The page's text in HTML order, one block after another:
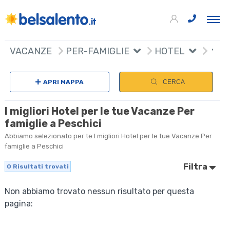
VACANZE PER-FAMIGLIE HOTEL
APRI MAPPA CERCA
I migliori Hotel per le tue Vacanze Per
famiglie a Peschici
Abbiamo selezionato per te I migliori Hotel per le tue Vacanze Per
famiglie a Peschici
0 Risultati trovati Filtra
Non abbiamo trovato nessun risultato per questa
pagina: